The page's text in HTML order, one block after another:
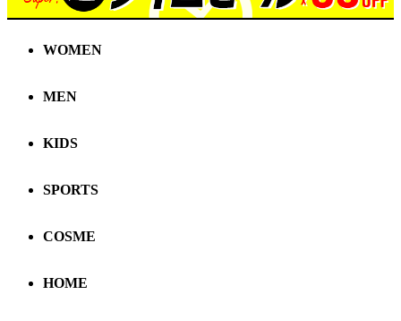
WOMEN
MEN
KIDS
SPORTS
COSME
HOME